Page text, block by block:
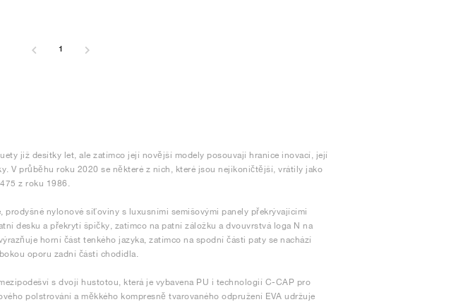
1
již desítky let, ale zatímco její novější modely posouvají hranice inovací, její
V průběhu roku 2020 se některé z nich, které jsou nejikoničtější, vrátily jako
z roku 1986.
prodyšné nylonové síťoviny s luxusními semišovými panely překrývajícími
desku a překrytí špičky, zatímco na patní záložku a dvouvrstvá loga N na
horní část tenkého jazyka, zatímco na spodní části paty se nachází
oporu zadní části chodidla.
s dvojí hustotou, která je vybavena PU i technologií C-CAP pro
polstrování a měkkého kompresně tvarovaného odpružení EVA udržuje